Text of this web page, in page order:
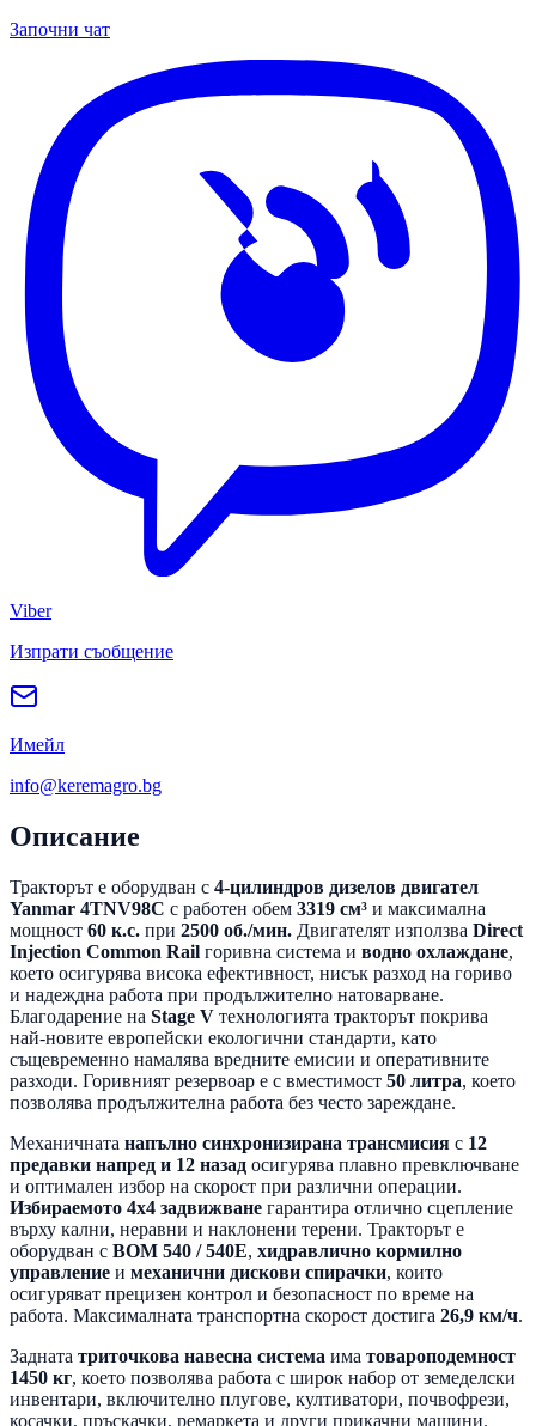
Започни чат
Viber
Изпрати съобщение
Имейл
info@keremagro.bg
Описание
Тракторът е оборудван с 4-цилиндров дизелов двигател
Yanmar 4TNV98C с работен обем 3319 см³ и максимална
мощност 60 к.с. при 2500 об./мин. Двигателят използва Direct
Injection Common Rail горивна система и водно охлаждане,
което осигурява висока ефективност, нисък разход на гориво
и надеждна работа при продължително натоварване.
Благодарение на Stage V технологията тракторът покрива
най-новите европейски екологични стандарти, като
същевременно намалява вредните емисии и оперативните
разходи. Горивният резервоар е с вместимост 50 литра, което
позволява продължителна работа без често зареждане.
Механичната напълно синхронизирана трансмисия с 12
предавки напред и 12 назад осигурява плавно превключване
и оптимален избор на скорост при различни операции.
Избираемото 4x4 задвижване гарантира отлично сцепление
върху кални, неравни и наклонени терени. Тракторът е
оборудван с ВОМ 540 / 540E, хидравлично кормилно
управление и механични дискови спирачки, които
осигуряват прецизен контрол и безопасност по време на
работа. Максималната транспортна скорост достига 26,9 км/ч.
Задната триточкова навесна система има товароподемност
1450 кг, което позволява работа с широк набор от земеделски
инвентари, включително плугове, култиватори, почвофрези,
косачки, пръскачки, ремаркета и други прикачни машини.